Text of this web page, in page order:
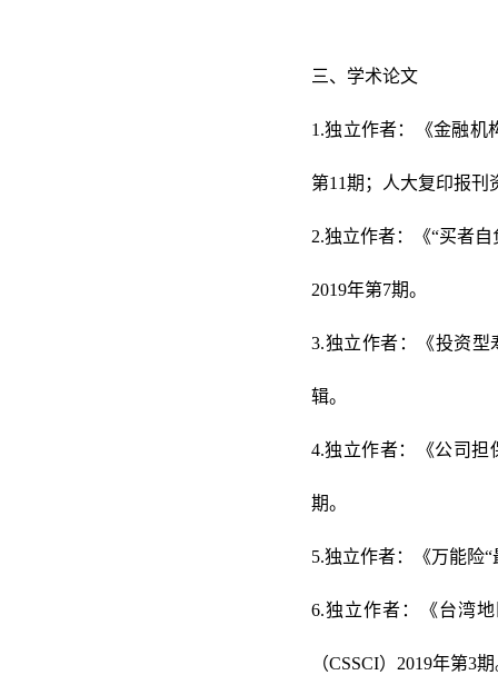
三、学术论文
1.独立作者：《金融机
第11期；人大复印报刊
2.独立作者：《“买者
2019年第7期。
3.独立作者：《投资型
辑。
4.独立作者：《公司担
期。
5.独立作者：《万能险
6.独立作者：《台湾
（CSSCI）2019年第3